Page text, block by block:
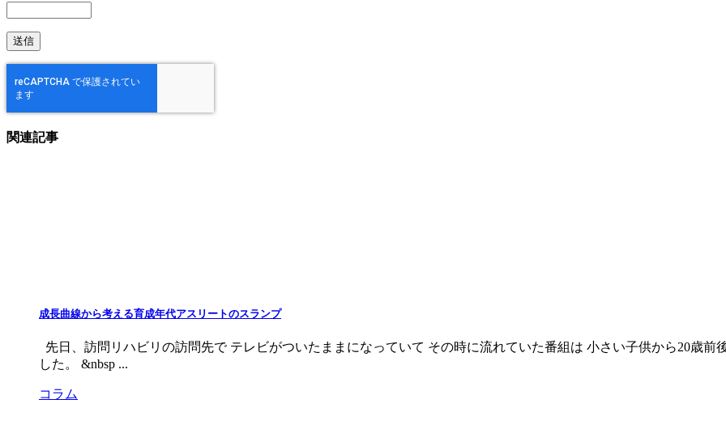
関連記事
成長曲線から考える育成年代アスリートのスランプ
先日、訪問リハビリの訪問先で テレビがついたままになっていて その時に流れていた番組は 小さい子供から20歳
した。 &nbsp ...
コラム